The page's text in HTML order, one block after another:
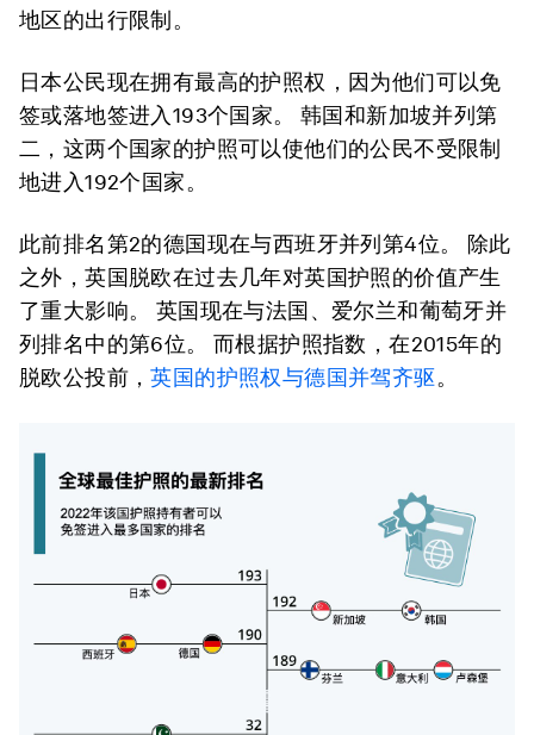
地区的出行限制。
日本公民现在拥有最高的护照权，因为他们可以免
签或落地签进入193个国家。 韩国和新加坡并列第
二，这两个国家的护照可以使他们的公民不受限制
地进入192个国家。
此前排名第2的德国现在与西班牙并列第4位。 除此
之外，英国脱欧在过去几年对英国护照的价值产生
了重大影响。 英国现在与法国、爱尔兰和葡萄牙并
列排名中的第6位。 而根据护照指数，在2015年的
脱欧公投前，英国的护照权与德国并驾齐驱。